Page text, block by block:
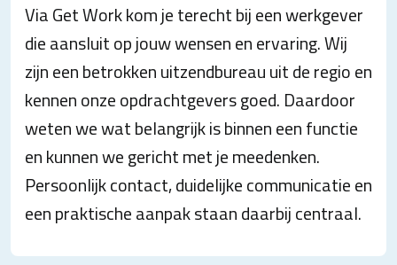
Via Get Work kom je terecht bij een werkgever
die aansluit op jouw wensen en ervaring. Wij
zijn een betrokken uitzendbureau uit de regio en
kennen onze opdrachtgevers goed. Daardoor
weten we wat belangrijk is binnen een functie
en kunnen we gericht met je meedenken.
Persoonlijk contact, duidelijke communicatie en
een praktische aanpak staan daarbij centraal.